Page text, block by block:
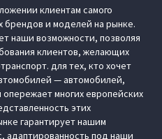
клиентам самого
и моделей на рынке.
наши возможности, позволяя
клиентов, желающих
для тех, кто хочет
— автомобилей,
многих европейских
этих
гарантирует нашим
адаптированность под наши